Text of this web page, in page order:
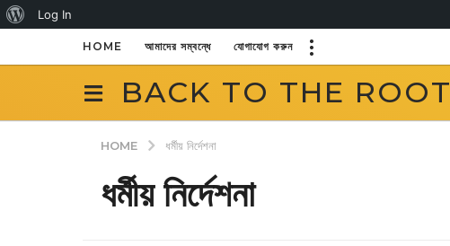
About
WordPress
Log In
HOME আমাদের সম্বন্ধে যোগাযোগ করুন
BACK TO THE ROOT
HOME ধর্মীয় নির্দেশনা
ধর্মীয় নির্দেশনা